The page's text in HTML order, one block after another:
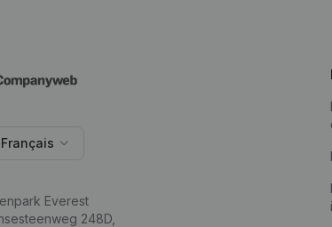
Français
Everest
248D,